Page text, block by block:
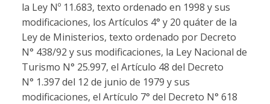
la Ley Nº 11.683, texto ordenado en 1998 y sus
modificaciones, los Artículos 4° y 20 quáter de la
Ley de Ministerios, texto ordenado por Decreto
N° 438/92 y sus modificaciones, la Ley Nacional de
Turismo N° 25.997, el Artículo 48 del Decreto
N° 1.397 del 12 de junio de 1979 y sus
modificaciones, el Artículo 7° del Decreto N° 618